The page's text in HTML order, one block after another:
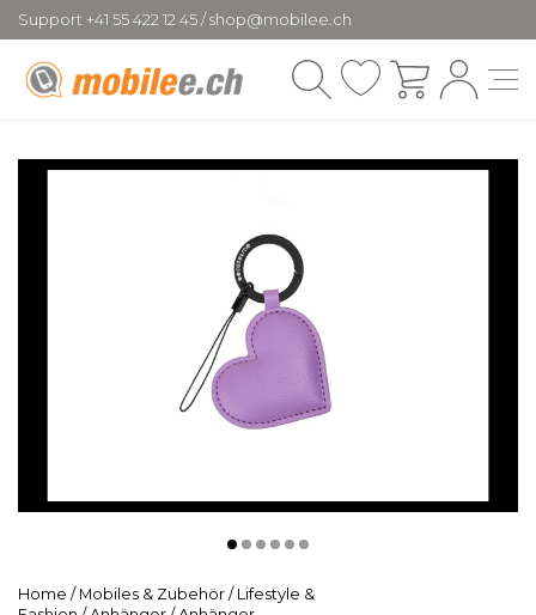
Support +41 55 422 12 45 / shop@mobilee.ch
Home / Mobiles & Zubehör / Lifestyle &